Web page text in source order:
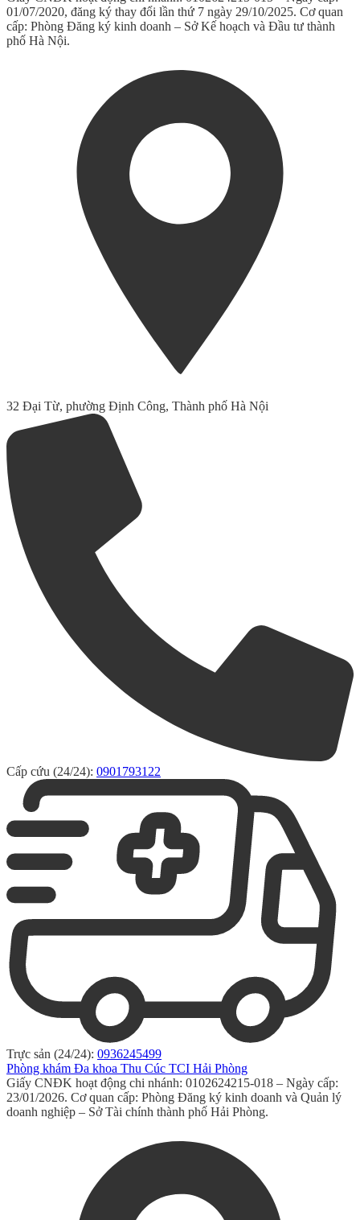
01/07/2020, đăng ký thay đổi lần thứ 7 ngày 29/10/2025. Cơ quan
cấp: Phòng Đăng ký kinh doanh – Sở Kế hoạch và Đầu tư thành
phố Hà Nội.
32 Đại Từ, phường Định Công, Thành phố Hà Nội
Cấp cứu (24/24): 0901793122
Trực sản (24/24): 0936245499
Phòng khám Đa khoa Thu Cúc TCI Hải Phòng
Giấy CNĐK hoạt động chi nhánh: 0102624215-018 – Ngày cấp:
23/01/2026. Cơ quan cấp: Phòng Đăng ký kinh doanh và Quản lý
doanh nghiệp – Sở Tài chính thành phố Hải Phòng.